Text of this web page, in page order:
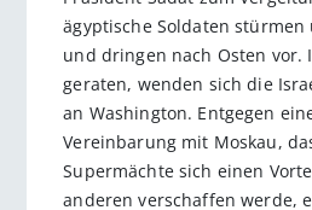
ägyptische Soldaten stürmen
und dringen nach Osten vor.
geraten, wenden sich die
an Washington. Entgegen
Vereinbarung mit Moskau,
Supermächte sich einen
anderen verschaffen werde,